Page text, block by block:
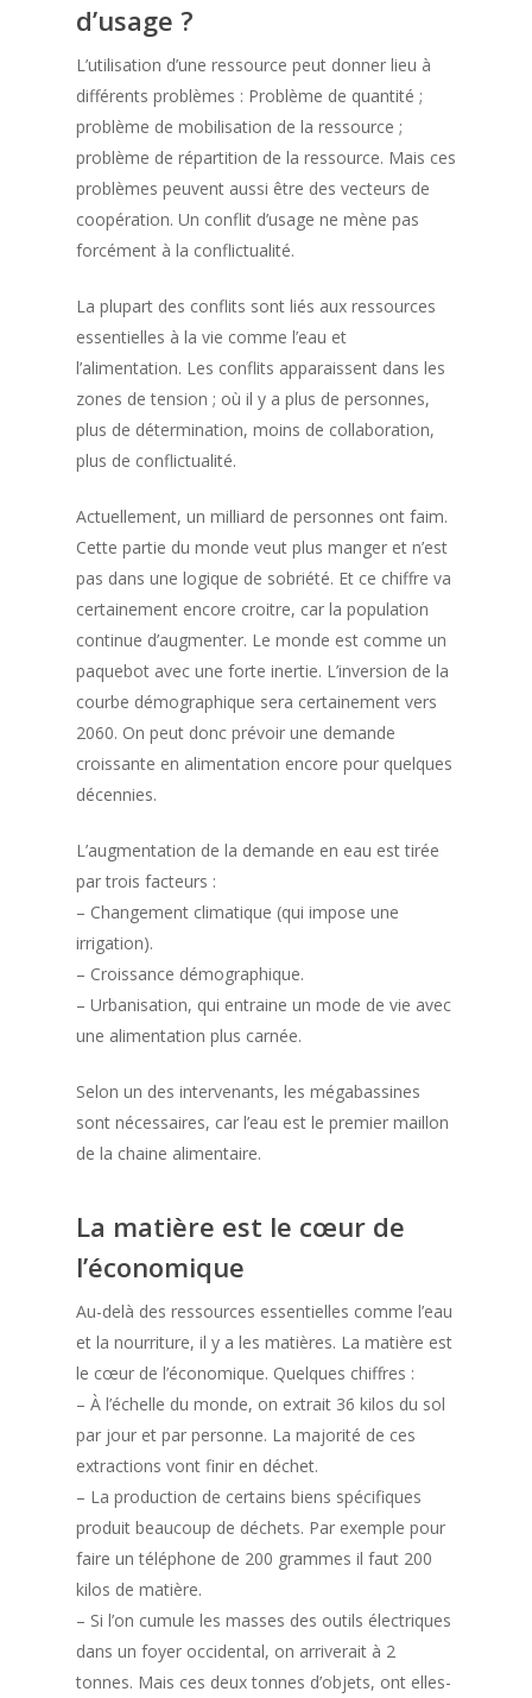
d’usage ?
L’utilisation d’une ressource peut donner lieu à
différents problèmes : Problème de quantité ;
problème de mobilisation de la ressource ;
problème de répartition de la ressource. Mais ces
problèmes peuvent aussi être des vecteurs de
coopération. Un conflit d’usage ne mène pas
forcément à la conflictualité.
La plupart des conflits sont liés aux ressources
essentielles à la vie comme l’eau et
l’alimentation. Les conflits apparaissent dans les
zones de tension ; où il y a plus de personnes,
plus de détermination, moins de collaboration,
plus de conflictualité.
Actuellement, un milliard de personnes ont faim.
Cette partie du monde veut plus manger et n’est
pas dans une logique de sobriété. Et ce chiffre va
certainement encore croitre, car la population
continue d’augmenter. Le monde est comme un
paquebot avec une forte inertie. L’inversion de la
courbe démographique sera certainement vers
2060. On peut donc prévoir une demande
croissante en alimentation encore pour quelques
décennies.
L’augmentation de la demande en eau est tirée
par trois facteurs :
– Changement climatique (qui impose une
irrigation).
– Croissance démographique.
– Urbanisation, qui entraine un mode de vie avec
une alimentation plus carnée.
Selon un des intervenants, les mégabassines
sont nécessaires, car l’eau est le premier maillon
de la chaine alimentaire.
La matière est le cœur de
l’économique
Au-delà des ressources essentielles comme l’eau
et la nourriture, il y a les matières. La matière est
le cœur de l’économique. Quelques chiffres :
– À l’échelle du monde, on extrait 36 kilos du sol
par jour et par personne. La majorité de ces
extractions vont finir en déchet.
– La production de certains biens spécifiques
produit beaucoup de déchets. Par exemple pour
faire un téléphone de 200 grammes il faut 200
kilos de matière.
– Si l’on cumule les masses des outils électriques
dans un foyer occidental, on arriverait à 2
tonnes. Mais ces deux tonnes d’objets, ont elles-